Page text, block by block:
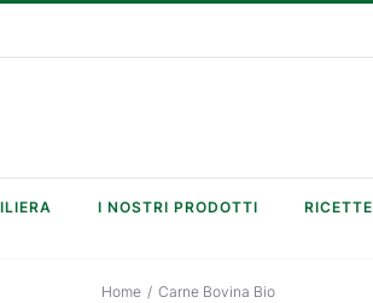
I NOSTRI PRODOTTI RICETTE
Home / Carne Bovina Bio